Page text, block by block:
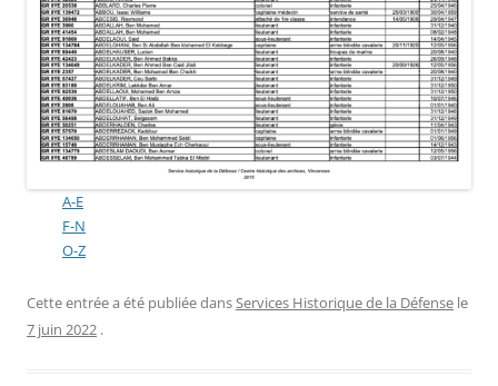
A-E
F-N
O-Z
Cette entrée a été publiée dansServices Historique de la Défense le
7 juin 2022 .